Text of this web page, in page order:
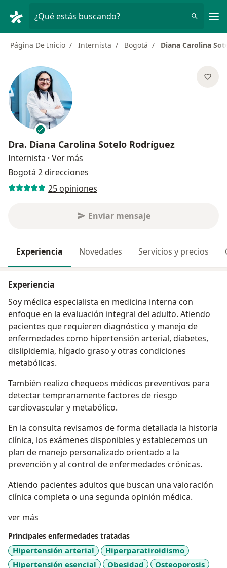
¿Qué estás buscando?
Página De Inicio Internista Bogotá Diana Carolina
Dra. Diana Carolina Sotelo Rodríguez
Internista · Ver más
Bogotá 2 direcciones
25 opiniones
Enviar mensaje
Experiencia Novedades Servicios y precios
Experiencia
Soy médica especialista en medicina interna con
enfoque en la evaluación integral del adulto. Atiendo
pacientes que requieren diagnóstico y manejo de
enfermedades como hipertensión arterial, diabetes,
dislipidemia, hígado graso y otras condiciones
metabólicas.
También realizo chequeos médicos preventivos para
detectar tempranamente factores de riesgo
cardiovascular y metabólico.
En la consulta revisamos de forma detallada la historia
clínica, los exámenes disponibles y establecemos un
plan de manejo personalizado orientado a la
prevención y al control de enfermedades crónicas.
Atiendo pacientes adultos que buscan una valoración
clínica completa o una segunda opinión médica.
ver más
Principales enfermedades tratadas
Hipertensión arterial
Hiperparatiroidismo
Hipertensión esencial
Obesidad Osteoporosis